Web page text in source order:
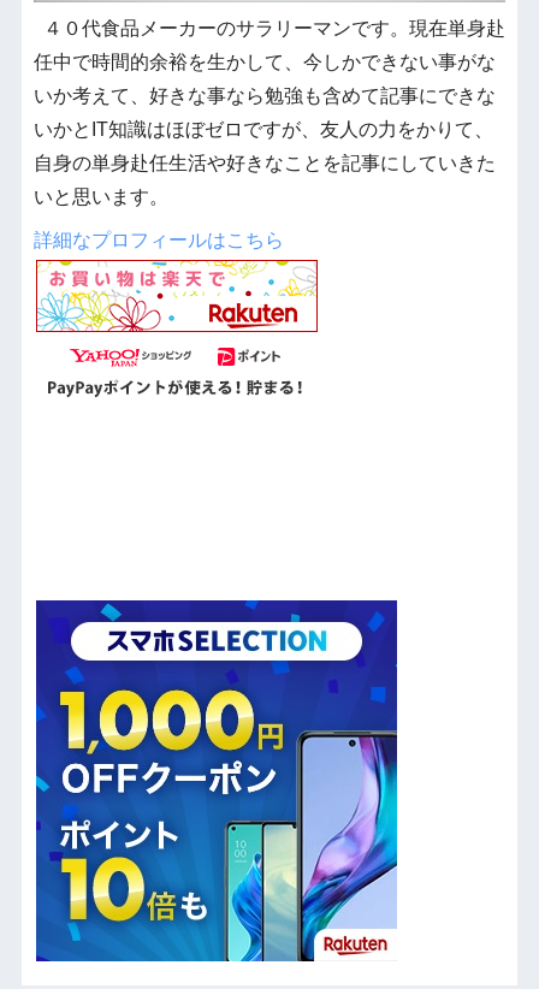
４０代食品メーカーのサラリーマンです。現在単身赴
任中で時間的余裕を生かして、今しかできない事がな
いか考えて、好きな事なら勉強も含めて記事にできな
いかとIT知識はほぼゼロですが、友人の力をかりて、
自身の単身赴任生活や好きなことを記事にしていきた
いと思います。
詳細なプロフィールはこちら